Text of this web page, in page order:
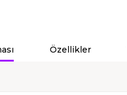
Özellikler